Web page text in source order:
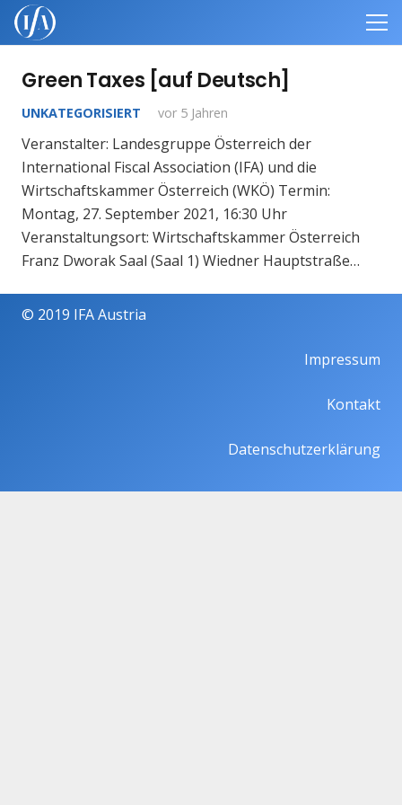
Green Taxes [auf Deutsch]
UNKATEGORISIERT vor 5 Jahren
Veranstalter: Landesgruppe Österreich der
International Fiscal Association (IFA) und die
Wirtschaftskammer Österreich (WKÖ) Termin:
Montag, 27. September 2021, 16:30 Uhr
Veranstaltungsort: Wirtschaftskammer Österreich
Franz Dworak Saal (Saal 1) Wiedner Hauptstraße…
© 2019 IFA Austria
Impressum
Kontakt
Datenschutzerklärung